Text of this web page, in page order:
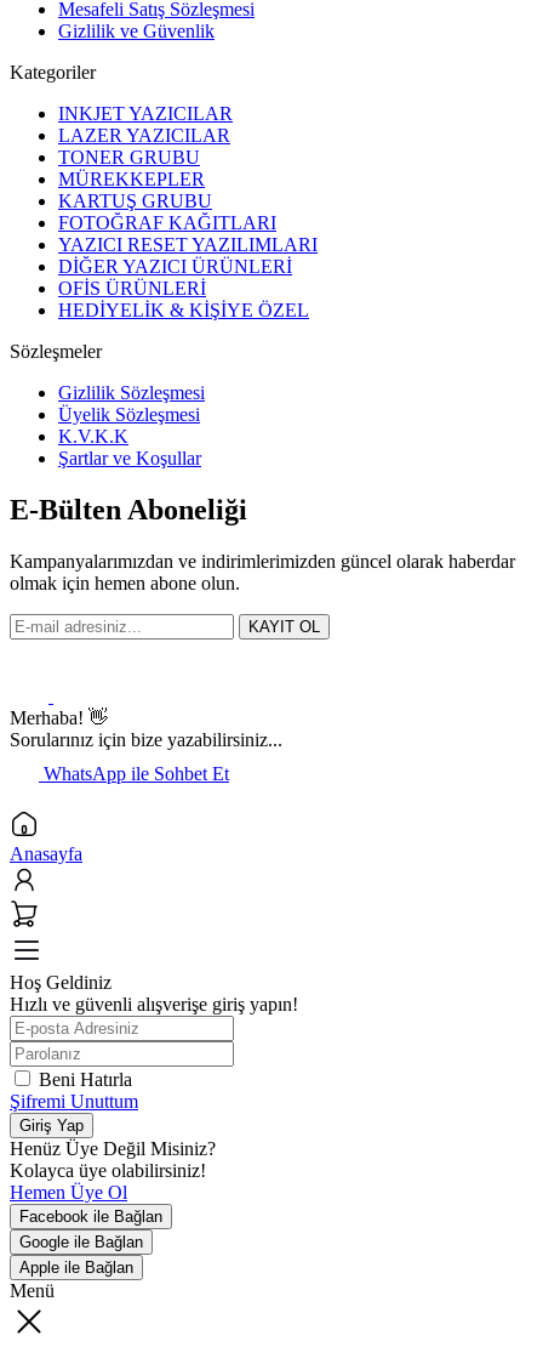
Mesafeli Satış Sözleşmesi
Gizlilik ve Güvenlik
Kategoriler
INKJET YAZICILAR
LAZER YAZICILAR
TONER GRUBU
MÜREKKEPLER
KARTUŞ GRUBU
FOTOĞRAF KAĞITLARI
YAZICI RESET YAZILIMLARI
DİĞER YAZICI ÜRÜNLERİ
OFİS ÜRÜNLERİ
HEDİYELİK & KİŞİYE ÖZEL
Sözleşmeler
Gizlilik Sözleşmesi
Üyelik Sözleşmesi
K.V.K.K
Şartlar ve Koşullar
E-Bülten Aboneliği
Kampanyalarımızdan ve indirimlerimizden güncel olarak haberdar
olmak için hemen abone olun.
KAYIT OL
Merhaba! 👋
Sorularınız için bize yazabilirsiniz...
WhatsApp ile Sohbet Et
Anasayfa
Hoş Geldiniz
Hızlı ve güvenli alışverişe giriş yapın!
Beni Hatırla
Şifremi Unuttum
Giriş Yap
Henüz Üye Değil Misiniz?
Kolayca üye olabilirsiniz!
Hemen Üye Ol
Facebook ile Bağlan
Google ile Bağlan
Apple ile Bağlan
Menü